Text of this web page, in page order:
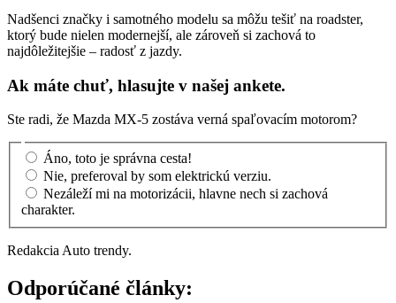
Nadšenci značky i samotného modelu sa môžu tešiť na roadster,
ktorý bude nielen modernejší, ale zároveň si zachová to
najdôležitejšie – radosť z jazdy.
Ak máte chuť, hlasujte v našej ankete.
Ste radi, že Mazda MX-5 zostáva verná spaľovacím motorom?
Áno, toto je správna cesta!
Nie, preferoval by som elektrickú verziu.
Nezáleží mi na motorizácii, hlavne nech si zachová
charakter.
Redakcia Auto trendy.
Odporúčané články: